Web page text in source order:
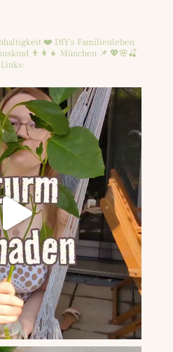
❤️ DIY's Familienleben
👨‍👩‍👧 München 📌 💖🌸🍒